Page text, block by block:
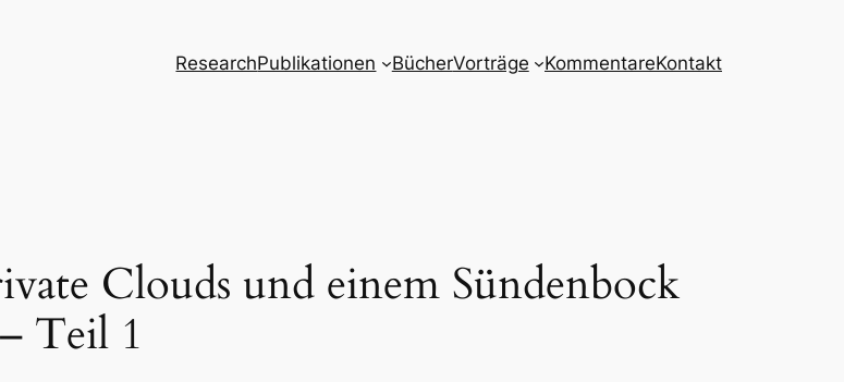
ResearchPublikationen BücherVorträge KommentareKontakt
Clouds und einem Sündenbock
Teil 1